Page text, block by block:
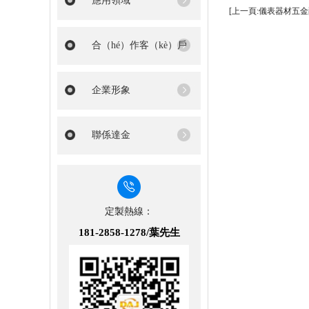
合（hé）作客（kè）戶
企業形象
聯係達金
定製熱線：
181-2858-1278/葉先生
[上一頁:儀表器材五